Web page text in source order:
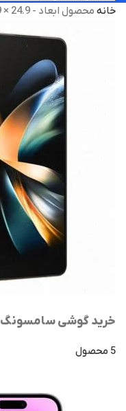
خانه محصول ابعاد - 24.9 × 49 × 60.1 میلی‌‌متر (محفظه شارژ)
خرید گوشی سامسونگ
5 محصول